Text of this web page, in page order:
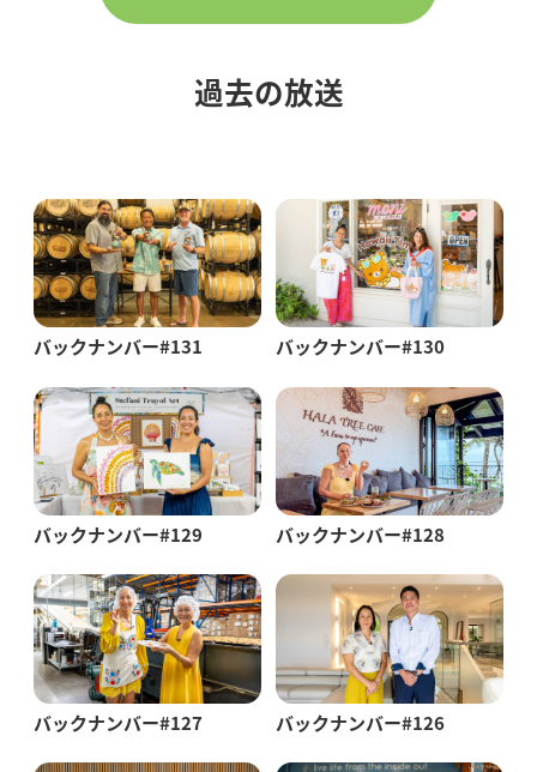
過去の放送
バックナンバー#131 バックナンバー#130
バックナンバー#129 バックナンバー#128
バックナンバー#127 バックナンバー#126